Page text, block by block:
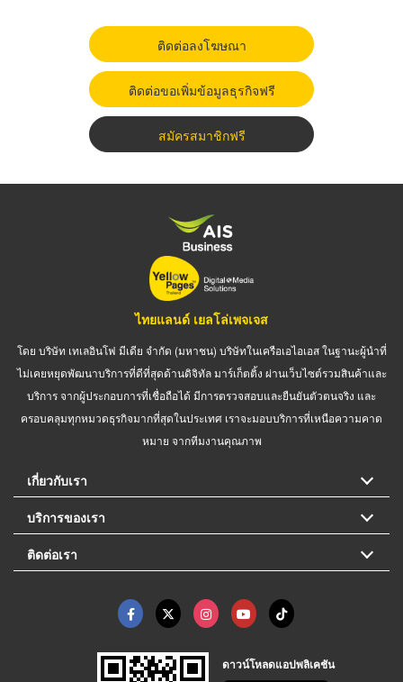
ติดต่อลงโฆษณา
ติดต่อขอเพิ่มข้อมูลธุรกิจฟรี
สมัครสมาชิกฟรี
ไทยแลนด์ เยลโล่เพจเจส
โดย บริษัท เทเลอินโฟ มีเดีย จำกัด (มหาชน) บริษัทในเครือเอไอเอส ในฐานะผู้นำที่
ไม่เคยหยุดพัฒนาบริการที่ดีที่สุดด้านดิจิทัล มาร์เก็ตติ้ง ผ่านเว็บไซต์รวมสินค้าและ
บริการ จากผู้ประกอบการที่เชื่อถือได้ มีการตรวจสอบและยืนยันตัวตนจริง และ
ครอบคลุมทุกหมวดธุรกิจมากที่สุดในประเทศ เราจะมอบบริการที่เหนือความคาด
หมาย จากทีมงานคุณภาพ
เกี่ยวกับเรา
บริการของเรา
ติดต่อเรา
ดาวน์โหลดแอปพลิเคชัน